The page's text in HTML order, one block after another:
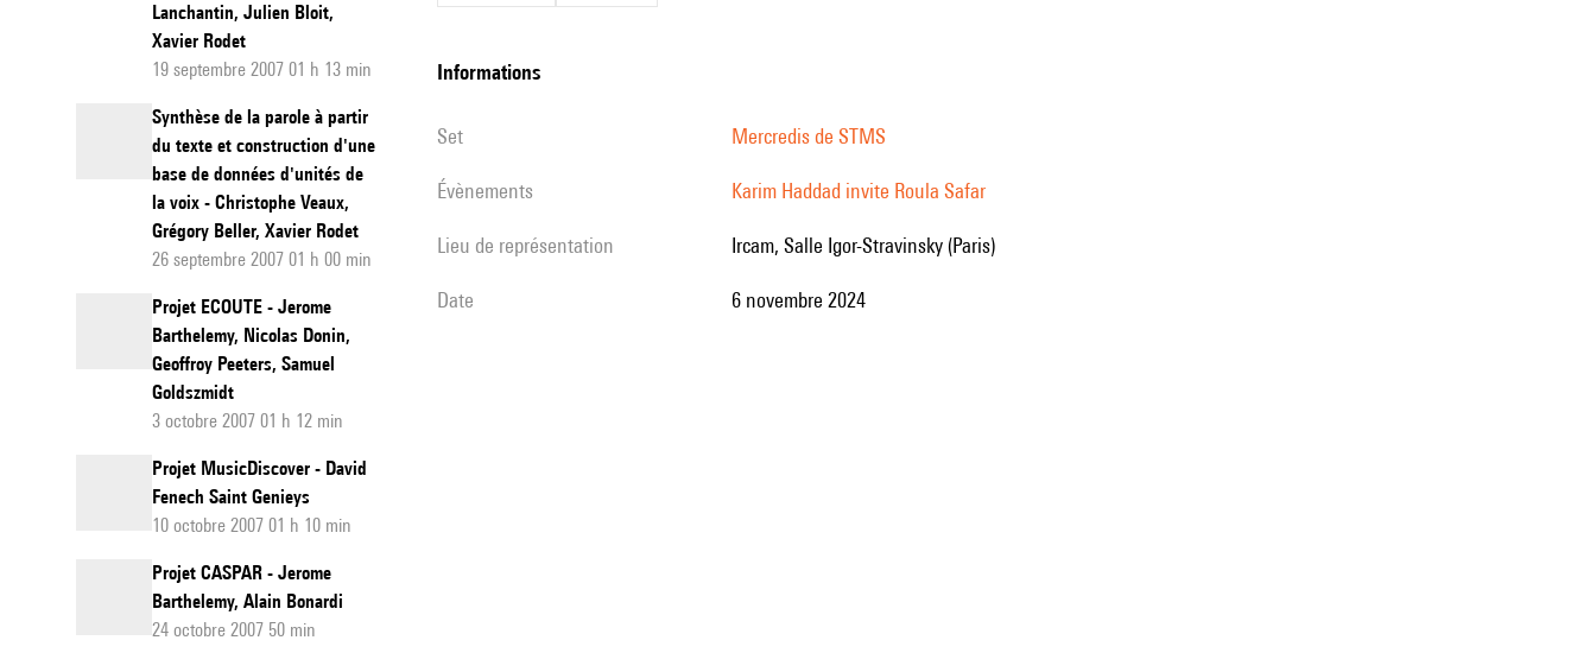
Lanchantin, Julien Bloit,
Xavier Rodet
19 septembre 2007 01 h 13 min
Synthèse de la parole à partir
du texte et construction d'une
base de données d'unités de
la voix - Christophe Veaux,
Grégory Beller, Xavier Rodet
26 septembre 2007 01 h 00 min
Projet ECOUTE - Jerome
Barthelemy, Nicolas Donin,
Geoffroy Peeters, Samuel
Goldszmidt
3 octobre 2007 01 h 12 min
Projet MusicDiscover - David
Fenech Saint Genieys
10 octobre 2007 01 h 10 min
Projet CASPAR - Jerome
Barthelemy, Alain Bonardi
24 octobre 2007 50 min
informations
set Mercredis de STMS
évènements Karim Haddad invite Roula Safar
Lieu de représentation Ircam, Salle Igor-Stravinsky (Paris)
date 6 novembre 2024